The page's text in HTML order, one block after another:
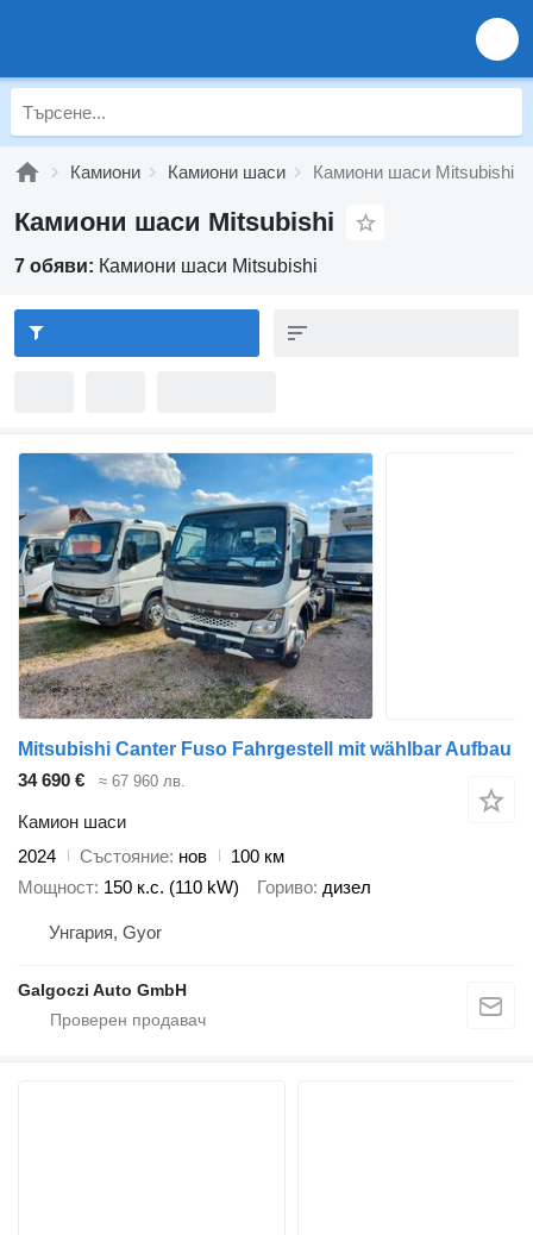
Камиони Камиони шаси Камиони шаси Mitsubishi
Камиони шаси Mitsubishi
7 обяви: Камиони шаси Mitsubishi
Mitsubishi Canter Fuso Fahrgestell mit wählbar Aufbau
34 690 €
≈ 67 960 лв.
Камион шаси
2024
Състояние нов
100 км
Мощност 150 к.с. (110 kW) Гориво дизел
Унгария, Gyor
Galgoczi Auto GmbH